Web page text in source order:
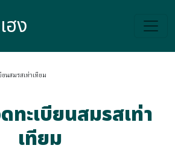
ฮง
นสมรสเท่าเทียม
ทะเบียนสมรสเท่า
เทียม